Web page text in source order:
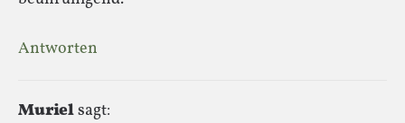
Antworten
Murielsagt: